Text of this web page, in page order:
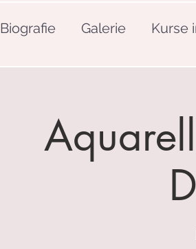
Biografie Galerie Kurse